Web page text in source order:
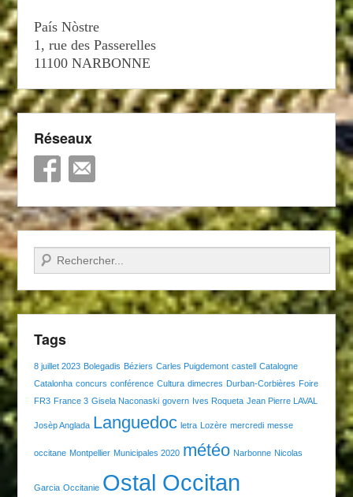
País Nòstre
1, rue des Passerelles
11100 NARBONNE
Réseaux
Recherche
Tags
8 juillet 2023 Bolegadis Béziers Carles Puigdemont castell
Catalogne
Catalonha concurs conférence Cultura dimecres Durban-Corbières Foire
FR3 France 3 Gisela Naconaski govern Ives Roqueta Jean Pierre LAVAL
Josèp Anglada Languedoc letra Lozère mercredi messe
occitane Montpellier Municipales 2020 météo Narbonne Nicolas
Garcia Occitanie Ostal Occitan